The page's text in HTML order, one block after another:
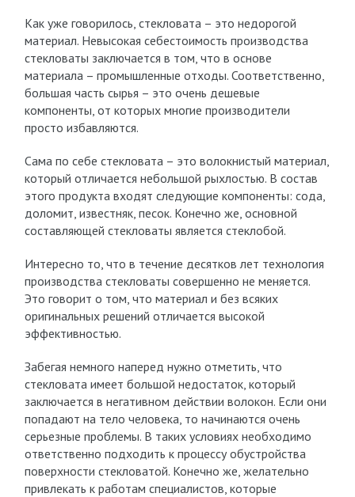
Как уже говорилось, стекловата – это недорогой
материал. Невысокая себестоимость производства
стекловаты заключается в том, что в основе
материала – промышленные отходы. Соответственно,
большая часть сырья – это очень дешевые
компоненты, от которых многие производители
просто избавляются.
Сама по себе стекловата – это волокнистый материал,
который отличается небольшой рыхлостью. В состав
этого продукта входят следующие компоненты: сода,
доломит, известняк, песок. Конечно же, основной
составляющей стекловаты является стеклобой.
Интересно то, что в течение десятков лет технология
производства стекловаты совершенно не меняется.
Это говорит о том, что материал и без всяких
оригинальных решений отличается высокой
эффективностью.
Забегая немного наперед нужно отметить, что
стекловата имеет большой недостаток, который
заключается в негативном действии волокон. Если они
попадают на тело человека, то начинаются очень
серьезные проблемы. В таких условиях необходимо
ответственно подходить к процессу обустройства
поверхности стекловатой. Конечно же, желательно
привлекать к работам специалистов, которые